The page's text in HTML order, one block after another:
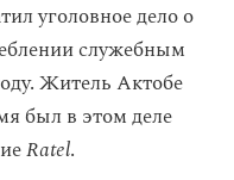
уголовное дело о
служебным
Житель Актобе
был в этом деле
Ratel.